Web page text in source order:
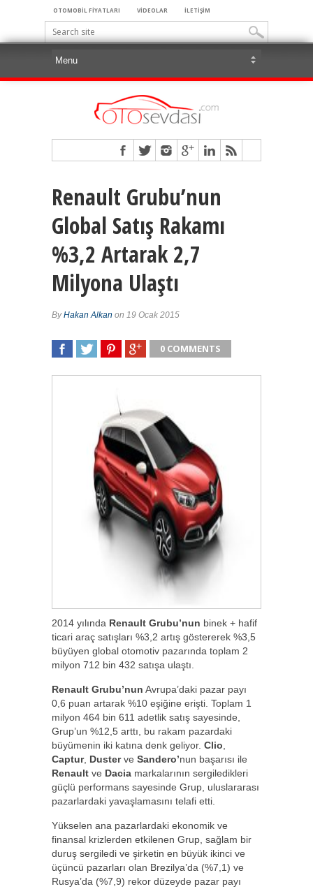
OTOMOBİL FİYATLARI VİDEOLAR İLETİŞİM
Renault Grubu’nun
Global Satış Rakamı
%3,2 Artarak 2,7
Milyona Ulaştı
ByHakan Alkan on 19 Ocak 2015
0 COMMENTS
2014 yılında Renault Grubu’nun binek + hafif
ticari araç satışları %3,2 artış göstererek %3,5
büyüyen global otomotiv pazarında toplam 2
milyon 712 bin 432 satışa ulaştı.
Renault Grubu’nun Avrupa’daki pazar payı
0,6 puan artarak %10 eşiğine erişti. Toplam 1
milyon 464 bin 611 adetlik satış sayesinde,
Grup’un %12,5 arttı, bu rakam pazardaki
büyümenin iki katına denk geliyor. Clio
Captur, Dusterve Sandero’nun başarısı ile
Renault ve Dacia markalarının sergiledikleri
güçlü performans sayesinde Grup, uluslararası
pazarlardaki yavaşlamasını telafi etti.
Yükselen ana pazarlardaki ekonomik ve
finansal krizlerden etkilenen Grup, sağlam bir
duruş sergiledi ve şirketin en büyük ikinci ve
üçüncü pazarları olan Brezilya’da (%7,1) ve
Rusya’da (%7,9) rekor düzeyde pazar payı